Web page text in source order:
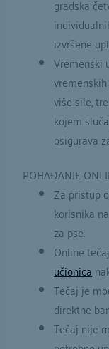
gradska
izvršene
Vremenski
više sile,
kojem
osigurava
POHAĐANJE
Za pristup
korisnika
za pse.
Online
učionica
Tečaj je
direktne
Tečaj nije